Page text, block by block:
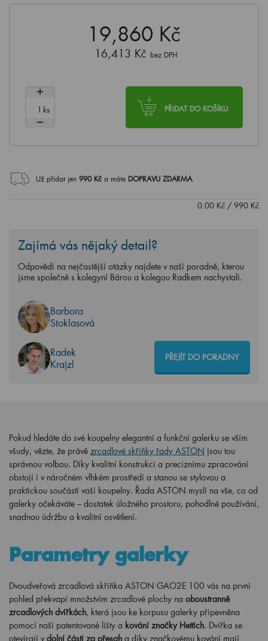
19,860 Kč
16,413 Kč bez DPH
PŘIDAT DO KOŠÍKU
ks
Už přidat jen 990Kč a máte DOPRAVU ZDARMA.
0.00 Kč / 990 Kč
Zajímá vás nějaký detail?
Odpovědi na nejčastější otázky najdete v naší poradně, kterou
jsme společně s kolegyní Bárou a kolegou Radkem nachystali.
Barbora
Stoklasová
Radek
Krajzl
PŘEJÍT DO PORADNY
Pokud hledáte do své koupelny elegantní a funkční galerku se vším
všudy, vězte, že právě zrcadlové skříňky řady ASTON jsou tou
správnou volbou. Díky kvalitní konstrukci a preciznímu zpracování
obstojí i v náročném vlhkém prostředí a stanou se stylovou a
praktickou součástí vaší koupelny. Řada ASTON myslí na vše, co od
galerky očekáváte – dostatek úložného prostoru, pohodlné používání,
snadnou údržbu a kvalitní osvětlení.
Parametry galerky
Dvoudveřová zrcadlová skříňka ASTON GAO2E 100 vás na první
pohled překvapí množstvím zrcadlové plochy na oboustranně
zrcadlových dvířkách, která jsou ke korpusu galerky připevněna
pomocí naší patentované lišty a kování značky Hettich. Dvířka se
otevírají v dolní části za přesah a díky značkovému kování mají